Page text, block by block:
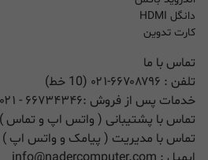
دانگل HDMI
کارت تدوین
تماس با ما
تلفن : ۰۲۱-۶۶۷۰۸۷۹۶ (10 خط)
خدمات پس از فروش :۶۶۷۳۴۳۴۶ - ۰۲۱
تماس با پشتیبانی ( واتس اپ و تماس
تماس با مدیریت ( پیامک و واتس اپ